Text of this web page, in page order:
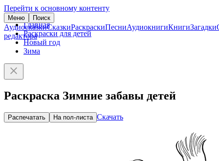
Перейти к основному контенту
Меню Поиск
АудиосказкиСказкиРаскраскиПесниАудиокнигиКнигиЗагадки
редактора
Главная
Раскраски для детей
Новый год
Зима
Раскраска Зимние забавы детей
Распечатать На пол-листа Скачать